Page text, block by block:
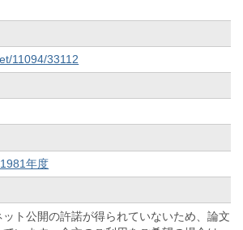
11094/33112
年度
ト公開の許諾が得られていないため、論文